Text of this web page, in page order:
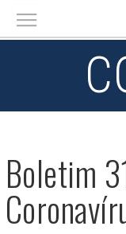
Main menu
Boletim